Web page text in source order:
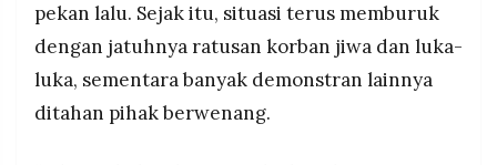
pekan lalu. Sejak itu, situasi terus memburuk
dengan jatuhnya ratusan korban jiwa dan luka-
luka, sementara banyak demonstran lainnya
ditahan pihak berwenang.